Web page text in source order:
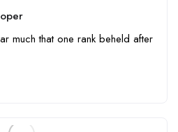
much that one rank beheld after